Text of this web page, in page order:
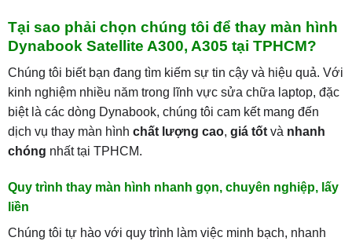
Tại sao phải chọn chúng tôi để thay màn hình
Dynabook Satellite A300, A305 tại TPHCM?
Chúng tôi biết bạn đang tìm kiếm sự tin cậy và hiệu quả. Với
kinh nghiệm nhiều năm trong lĩnh vực sửa chữa laptop, đặc
biệt là các dòng Dynabook, chúng tôi cam kết mang đến
dịch vụ thay màn hình chất lượng cao, giá tốtvà nhanh
chóng nhất tại TPHCM.
Quy trình thay màn hình nhanh gọn, chuyên nghiệp, lấy
liền
Chúng tôi tự hào với quy trình làm việc minh bạch, nhanh